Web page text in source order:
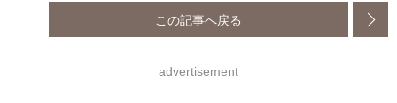
この記事へ戻る
advertisement